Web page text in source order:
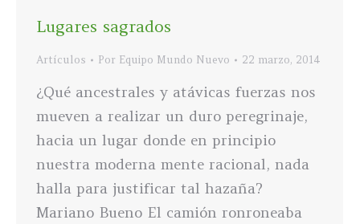
Lugares sagrados
Artículos Por Equipo Mundo Nuevo 22 marzo, 2014
¿Qué ancestrales y atávicas fuerzas nos
mueven a realizar un duro peregrinaje,
hacia un lugar donde en principio
nuestra moderna mente racional, nada
halla para justificar tal hazaña?
Mariano Bueno El camión ronroneaba